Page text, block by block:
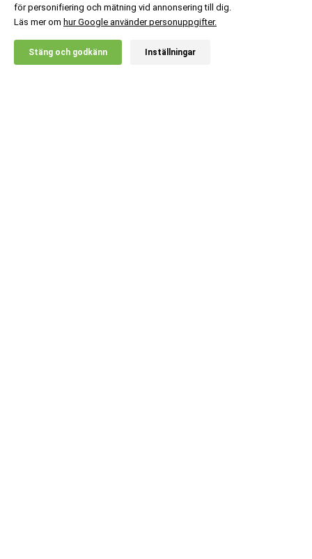
20% RABATT!
X
för personifiering och mätning vid annonsering till dig.
Läs mer om hur Google använder personuppgifter.
Stäng och godkänn Inställningar